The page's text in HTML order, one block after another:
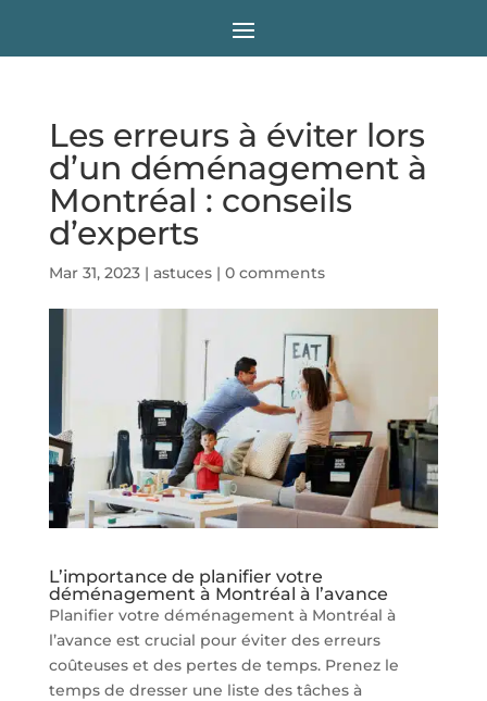
Les erreurs à éviter lors
d’un déménagement à
Montréal : conseils
d’experts
Mar 31, 2023| astuces| 0 comments
L’importance de planifier votre
déménagement à Montréal à l’avance
Planifier votre déménagement à Montréal à
l’avance est crucial pour éviter des erreurs
coûteuses et des pertes de temps. Prenez le
temps de dresser une liste des tâches à